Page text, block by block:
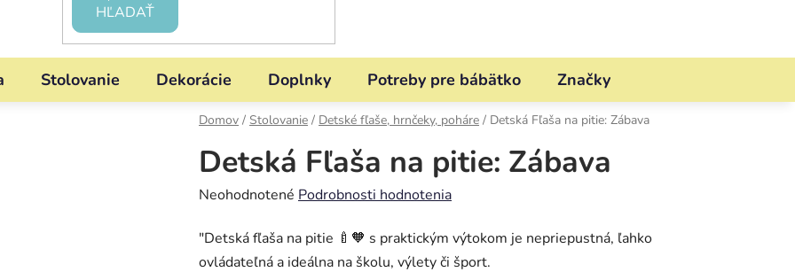
HĽADAŤ
KOŠÍK
Stolovanie Dekorácie Doplnky Potreby pre bábätko Značky
Domov / Stolovanie / Detské fľaše, hrnčeky, poháre / Detská Fľaša na pitie: Zábava
Detská Fľaša na pitie: Zábava
Priemerné
produktu
je
Neohodnotené Podrobnosti hodnotenia
"Detská fľaša na pitie 🍼🧡 s praktickým výtokom je nepriepustná, ľahko
ovládateľná a ideálna na školu, výlety či šport.